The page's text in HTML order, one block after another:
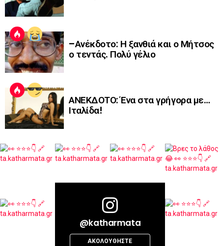
–Ανέκδοτο: Η ξανθιά και ο Μήτσος
ο τεντάς. Πολύ γέλιο
ΑΝΕΚΔΟΤΟ: Ένα στα γρήγορα με…
Ιταλίδα!
@katharmata
ΑΚΟΛΟΥΘΉΣΤΕ